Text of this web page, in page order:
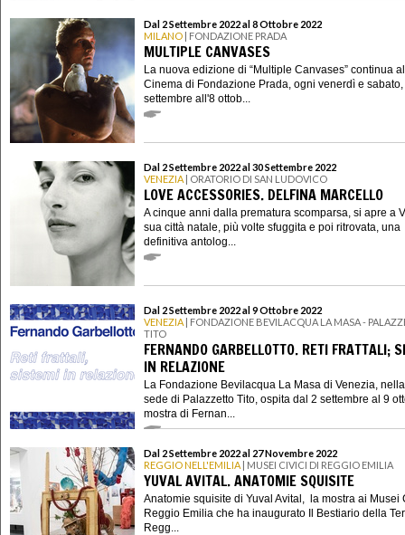
Dal 2 Settembre 2022 al 8 Ottobre 2022
MILANO | FONDAZIONE PRADA
MULTIPLE CANVASES
La nuova edizione di “Multiple Canvases” continua al
Cinema di Fondazione Prada, ogni venerdì e
settembre all'8 ottob...
Dal 2 Settembre 2022 al 30 Settembre 2022
VENEZIA | ORATORIO DI SAN LUDOVICO
LOVE ACCESSORIES. DELFINA MARCELLO
A cinque anni dalla prematura scomparsa, si apre a
sua città natale, più volte sfuggita e poi ritrovata, una
definitiva antolog...
Dal 2 Settembre 2022 al 9 Ottobre 2022
VENEZIA | FONDAZIONE BEVILACQUA LA MASA -
TITO
FERNANDO GARBELLOTTO. RETI FRATTALI;
IN RELAZIONE
La Fondazione Bevilacqua La Masa di Venezia,
sede di Palazzetto Tito, ospita dal 2 settembre al 9
mostra di Fernan...
Dal 2 Settembre 2022 al 27 Novembre 2022
REGGIO NELL'EMILIA | MUSEI CIVICI DI REGGIO EMILIA
YUVAL AVITAL. ANATOMIE SQUISITE
Anatomie squisite di Yuval Avital, la mostra ai Musei
Reggio Emilia che ha inaugurato Il Bestiario della
Regg...